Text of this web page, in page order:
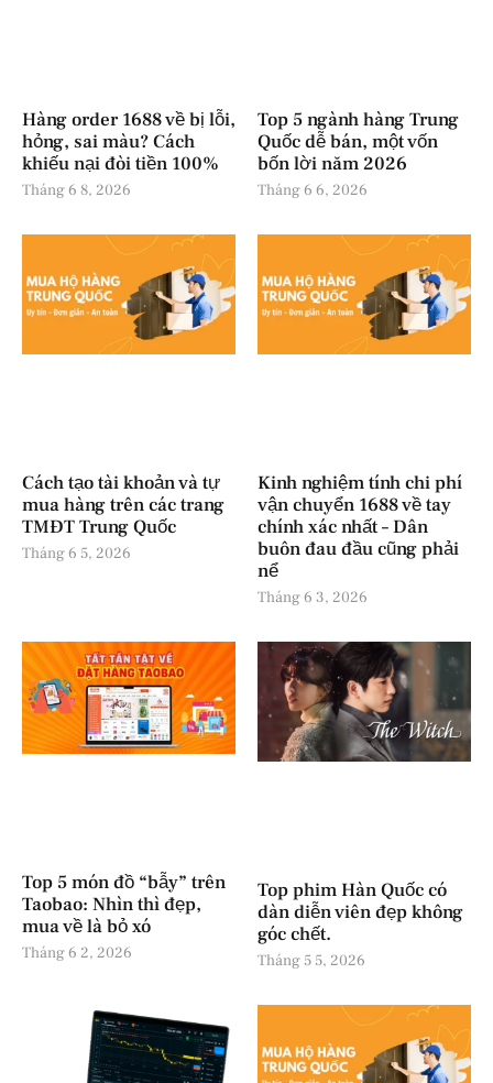
Hàng order 1688 về bị lỗi,
hỏng, sai màu? Cách
khiếu nại đòi tiền 100%
Tháng 6 8, 2026
Top 5 ngành hàng Trung
Quốc dễ bán, một vốn
bốn lời năm 2026
Tháng 6 6, 2026
Cách tạo tài khoản và tự
mua hàng trên các trang
TMĐT Trung Quốc
Tháng 6 5, 2026
Kinh nghiệm tính chi phí
vận chuyển 1688 về tay
chính xác nhất – Dân
buôn đau đầu cũng phải
nể
Tháng 6 3, 2026
Top 5 món đồ “bẫy” trên
Taobao: Nhìn thì đẹp,
mua về là bỏ xó
Tháng 6 2, 2026
Top phim Hàn Quốc có
dàn diễn viên đẹp không
góc chết.
Tháng 5 5, 2026